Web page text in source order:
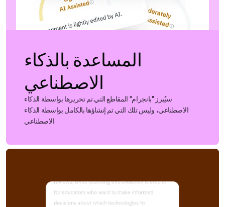
المساعدة بالذكاء
الاصطناعي
سيُبرز "بانجرام" المقاطع التي تم تحريرها بواسطة الذكاء
الاصطناعي، وليس تلك التي تم إنشاؤها بالكامل بواسطة الذكاء
الاصطناعي.